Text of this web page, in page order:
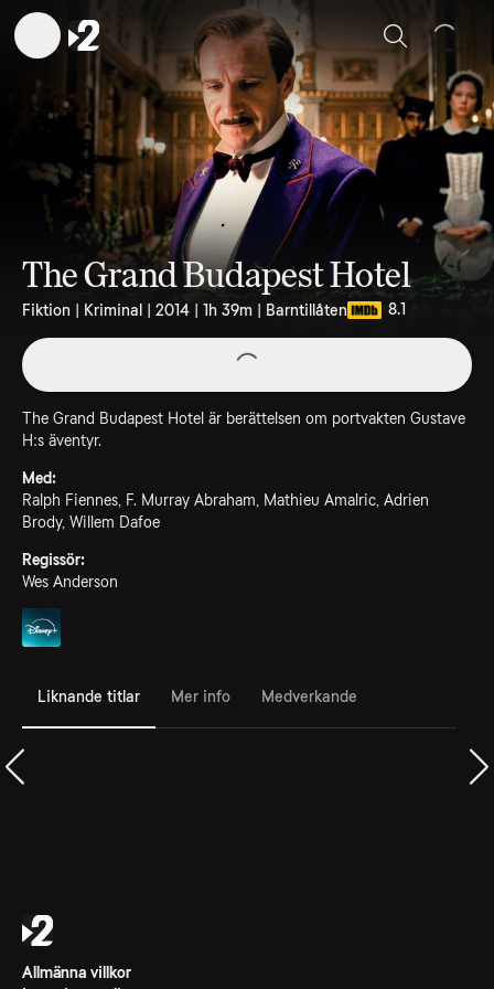
Sök
The Grand Budapest Hotel
Fiktion | Kriminal | 2014 | 1h 39m | Barntillåten 8.1
The Grand Budapest Hotel är berättelsen om portvakten Gustave
H:s äventyr.
Med:
Ralph Fiennes, F. Murray Abraham, Mathieu Amalric, Adrien
Brody, Willem Dafoe
Regissör:
Wes Anderson
Liknande titlar Mer info Medverkande
Allmänna villkor